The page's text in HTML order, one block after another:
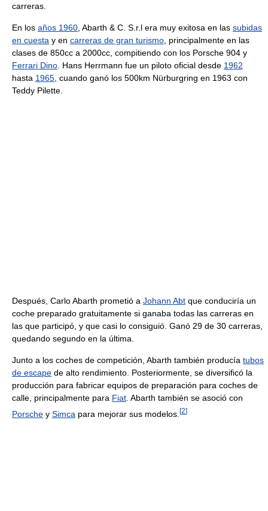
carreras.
En los años 1960 , Abarth & C. S.r.l era muy exitosa en las subidas
en cuesta y en carreras de gran turismo , principalmente en las
clases de 850cc a 2000cc, compitiendo con los Porsche 904 y
Ferrari Dino . Hans Herrmann fue un piloto oficial desde 1962
hasta 1965 , cuando ganó los 500km Nürburgring en 1963 con
Teddy Pilette.
Después, Carlo Abarth prometió a Johann Abt que conduciría un
coche preparado gratuitamente si ganaba todas las carreras en
las que participó, y que casi lo consiguió. Ganó 29 de 30 carreras,
quedando segundo en la última.
Junto a los coches de competición, Abarth también producía tubos
de escape de alto rendimiento. Posteriormente, se diversificó la
producción para fabricar equipos de preparación para coches de
calle, principalmente para Fiat . Abarth también se asoció con
Porsche y Simca para mejorar sus modelos. [2]